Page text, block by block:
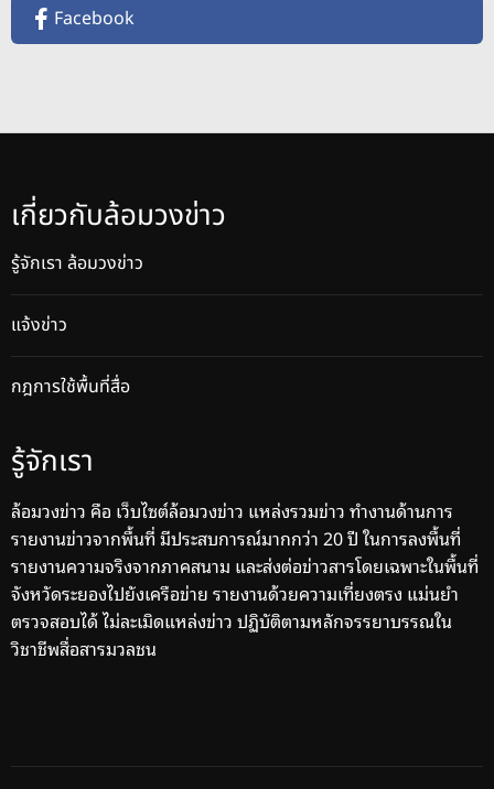
Facebook
เกี่ยวกับล้อมวงข่าว
รู้จักเรา ล้อมวงข่าว
แจ้งข่าว
กฎการใช้พื้นที่สื่อ
รู้จักเรา
ล้อมวงข่าว คือ เว็บไซต์ล้อมวงข่าว แหล่งรวมข่าว ทำงานด้านการ
รายงานข่าวจากพื้นที่ มีประสบการณ์มากกว่า 20 ปี ในการลงพื้นที่
รายงานความจริงจากภาคสนาม และส่งต่อข่าวสารโดยเฉพาะในพื้นที่
จังหวัดระยองไปยังเครือข่าย รายงานด้วยความเที่ยงตรง แม่นยำ
ตรวจสอบได้ ไม่ละเมิดแหล่งข่าว ปฏิบัติตามหลักจรรยาบรรณใน
วิชาชีพสื่อสารมวลชน